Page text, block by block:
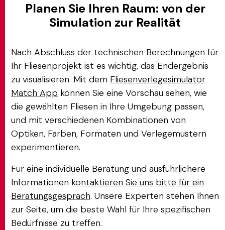
Planen Sie Ihren Raum: von der
Simulation zur Realität
Nach Abschluss der technischen Berechnungen für
Ihr Fliesenprojekt ist es wichtig, das Endergebnis
zu visualisieren. Mit dem Fliesenverlegesimulator
Match App können Sie eine Vorschau sehen, wie
die gewählten Fliesen in Ihre Umgebung passen,
und mit verschiedenen Kombinationen von
Optiken, Farben, Formaten und Verlegemustern
experimentieren.
Für eine individuelle Beratung und ausführlichere
Informationen kontaktieren Sie uns bitte für ein
Beratungsgespräch. Unsere Experten stehen Ihnen
zur Seite, um die beste Wahl für Ihre spezifischen
Bedürfnisse zu treffen.